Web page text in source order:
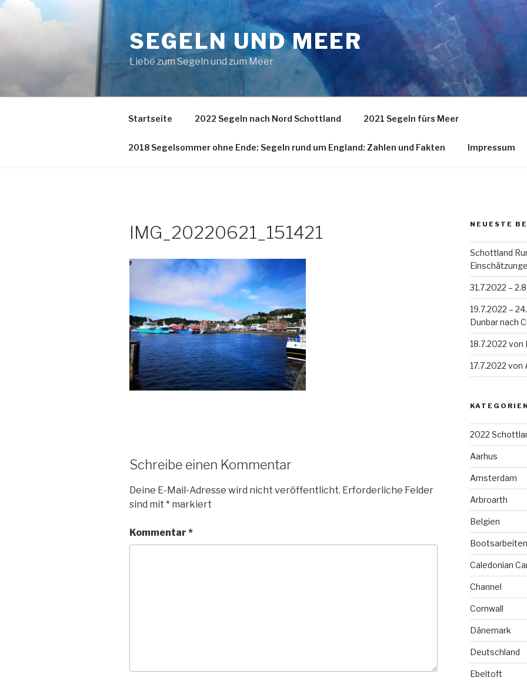
Zum
SEGELN UND MEER
Liebe zum Segeln und zum Meer
Startseite 2022 Segeln nach Nord Schottland 2021 Segeln fürs Meer
2018 Segelsommer ohne Ende: Segeln rund um England: Zahlen und Fakten Impressum
IMG_20220621_151421
Schreibe einen Kommentar
Deine E-Mail-Adresse wird nicht veröffentlicht. Erforderliche Felder
sind mit * markiert
Kommentar *
NEUESTE
Schottland
31.7.2022 –
19.7.2022 –
Dunbar nach
18.7.2022 von
17.7.2022
2022
Aarhus
Amsterdam
Arbroarth
Belgien
Bootsarbeiten
Caledonian
Channel
Cornwall
Dänemark
Deutschland
Ebeltoft